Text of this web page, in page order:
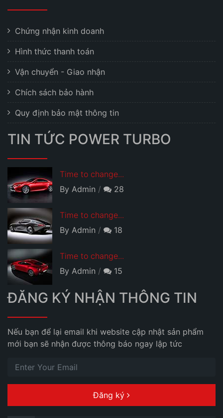
Chứng nhận kinh doanh
Hình thức thanh toán
Vận chuyển - Giao nhận
Chích sách bảo hành
Quy định bảo mật thông tin
TIN TỨC POWER TURBO
Time to change...
By Admin
28
Time to change...
By Admin
18
Time to change...
By Admin
15
ĐĂNG KÝ NHẬN THÔNG TIN
Nếu bạn để lại email khi website cập nhật sản phẩm
mới bạn sẽ nhận được thông báo ngay lập tức
Đăng ký